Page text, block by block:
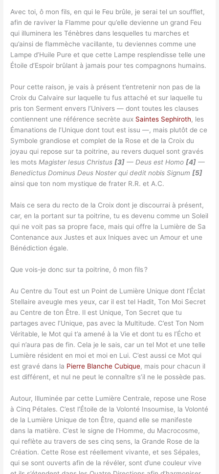
Avec toi, ô mon fils, en qui le Feu brûle, je serai tel un soufflet,
afin de raviver la Flamme pour qu’elle devienne un grand Feu
qui illuminera les Ténèbres dans lesquelles tu marches et
qu’ainsi de flammèche vacillante, tu deviennes comme une
Lampe d’Huile Pure et que cette Lampe resplendisse telle une
Étoile d’Espoir brûlant à jamais pour tes compagnons humains.
Pour cette raison, je vais à présent t’entretenir non pas de la
Croix du Calvaire sur laquelle tu fus attaché et sur laquelle tu
pris ton Serment envers l’Univers — dont toutes les clauses
contiennent une référence secrète aux Saintes Sephiroth, les
Émanations de l’Unique dont tout est issu —, mais plutôt de ce
Symbole grandiose et complet de la Rose et de la Croix du
joyau qui repose sur ta poitrine, au revers duquel sont gravés
les motsMagister Iesus Christus [3] — Deus est Homo [4] —
Benedictus Dominus Deus Noster qui dedit nobis Signum [5]
ainsi que ton nom mystique de frater R.R. et A.C.
Mais ce sera du recto de la Croix dont je discourrai à présent,
car, en la portant sur ta poitrine, tu es devenu comme un Soleil
qui ne voit pas sa propre face, mais qui offre la Lumière de Sa
Contenance aux Justes et aux Iniques avec un Amour et une
Bénédiction égale.
Que vois-je donc sur ta poitrine, ô mon fils ?
Au Centre du Tout est un Point de Lumière Unique dont l’Éclat
Stellaire aveugle mes yeux, car il est tel Hadit, Ton Moi Secret
au Centre de ton Être. Il est Unique, Ton Secret que tu
partages avec l’Unique, pas avec la Multitude. C’est Ton Nom
Véritable, le Mot qui t’a amené à la Vie et dont tu es l’Écho et
qui n’aura pas de fin. Cela je le sais, car un tel Mot et une telle
Lumière résident en moi et moi en Lui. C’est aussi ce Mot qui
est gravé dans la Pierre Blanche Cubique, mais pour chacun il
est différent, et nul ne peut le connaître s’il ne le possède pas.
Autour, Illuminée par cette Lumière Centrale, repose une Rose
à Cinq Pétales. C’est l’Étoile de la Volonté Insoumise, la Volonté
de la Lumière Unique de ton Être, quand elle se manifeste
dans la matière. C’est le signe de l’Homme, du Macrocosme,
qui reflète au travers de ses cinq sens, la Grande Rose de la
Création. Cette Rose est réellement vivante, et ses Sépales,
qui se sont ouverts afin de la révéler, sont d’une couleur vive